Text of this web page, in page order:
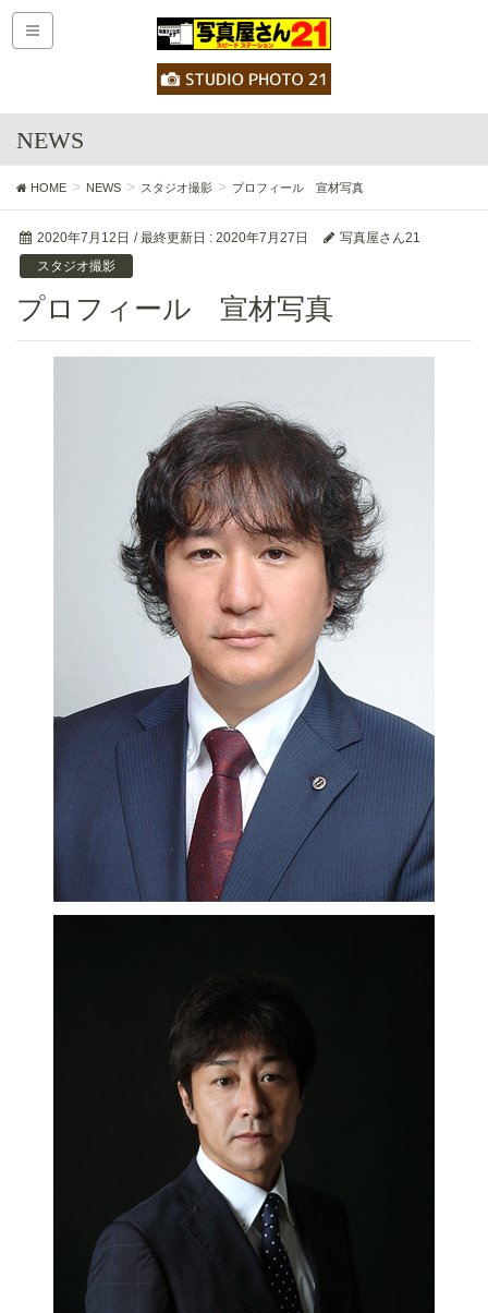
NEWS
HOME NEWS スタジオ撮影 プロフィール 宣材写真
2020年7月12日 / 最終更新日 : 2020年7月27日
写真屋さん21
スタジオ撮影
プロフィール 宣材写真